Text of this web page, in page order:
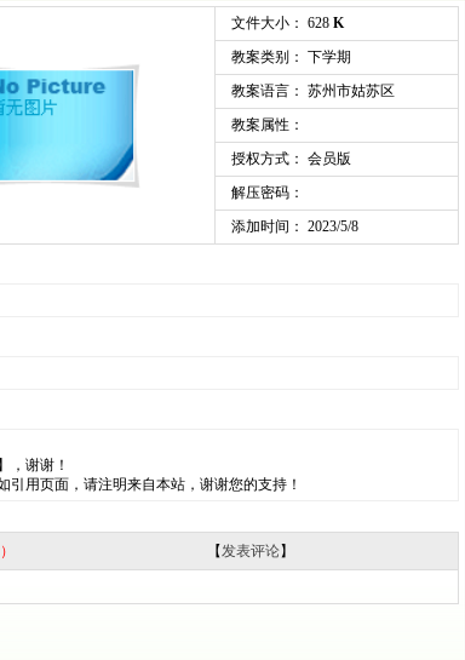
文件大小： 628 K
教案类别： 下学期
教案语言： 苏州市姑苏区
教案属性：
授权方式： 会员版
解压密码：
添加时间： 2023/5/8
】，谢谢！
用页面，请注明来自本站，谢谢您的支持！
【发表评论】